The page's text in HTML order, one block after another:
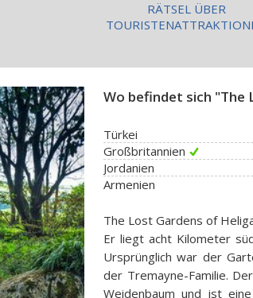
RÄTSEL ÜBER
Wo befindet sich "The
Türkei
Großbritannien
Jordanien
Armenien
The Lost Gardens of
Er liegt acht Kilometer
Ursprünglich war der
der Tremayne-Familie.
Weidenbaum und ist